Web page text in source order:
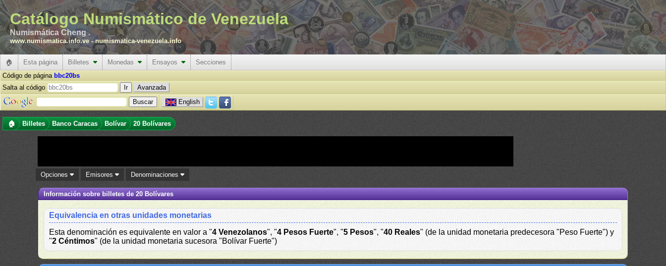
Catálogo Numismático de Venezuela
Numismática Cheng .
www.numismatica.info.ve -numismatica-venezuela.info
🏠 Esta página Billetes Monedas Ensayos
Secciones
Código de página bbc20bs
Salta al código
Avanzada
English
🏠 Billetes Banco Caracas Bolívar 20 Bolívares
Opciones Emisores Denominaciones
Información sobre billetes de 20 Bolívares
Equivalencia en otras unidades monetarias
Esta denominación es equivalente en valor a "4 Venezolanos", "4 Pesos Fuerte", "5 Pesos", "40 Reales" (de la unidad monetaria predecesora "Peso Fuerte") y
"2 Céntimos" (de la unidad monetaria sucesora "Bolívar Fuerte")